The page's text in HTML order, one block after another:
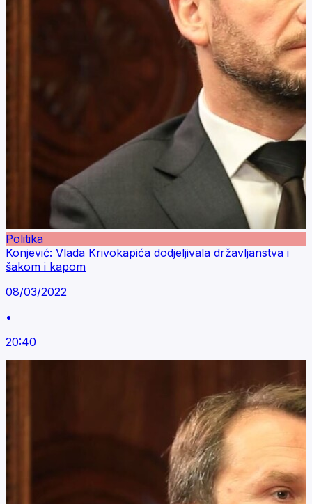
Politika
Konjević: Vlada Krivokapića dodjeljivala državljanstva i
šakom i kapom
08/03/2022
•
20:40